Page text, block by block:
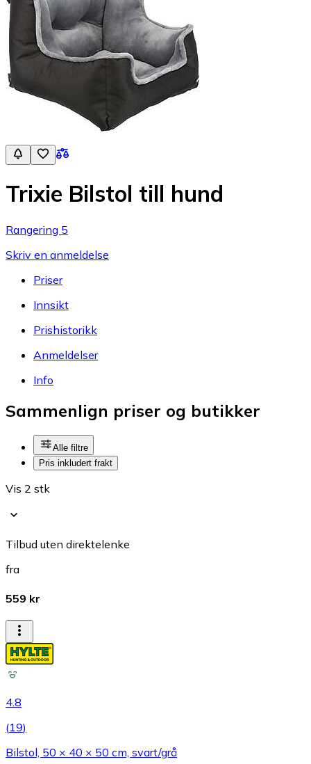
Trixie Bilstol till hund
Rangering 5
Skriv en anmeldelse
Priser
Innsikt
Prishistorikk
Anmeldelser
Info
Sammenlign priser og butikker
Alle filtre
Pris inkludert frakt
Vis 2 stk
Tilbud uten direktelenke
fra
559 kr
4.8
(19)
Bilstol, 50 × 40 × 50 cm, svart/grå